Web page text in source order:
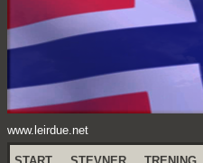
www.leirdue.net